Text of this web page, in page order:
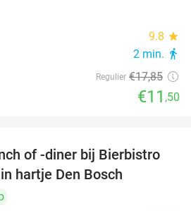
9.8 star
2 min. directions_walk
Regulier €17,85
€11 ,50
41%
of -diner bij Bierbistro
hartje Den Bosch